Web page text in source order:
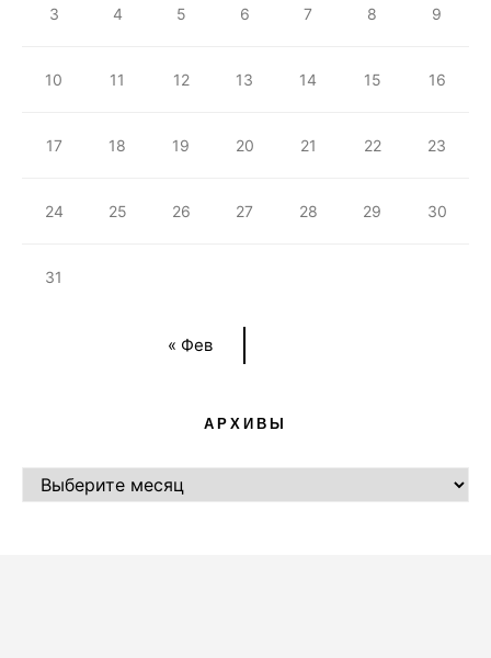
« Фев
3 4 5 6 7 8 9
10 11 12 13 14 15 16
17 18 19 20 21 22 23
24 25 26 27 28 29 30
31
АРХИВЫ